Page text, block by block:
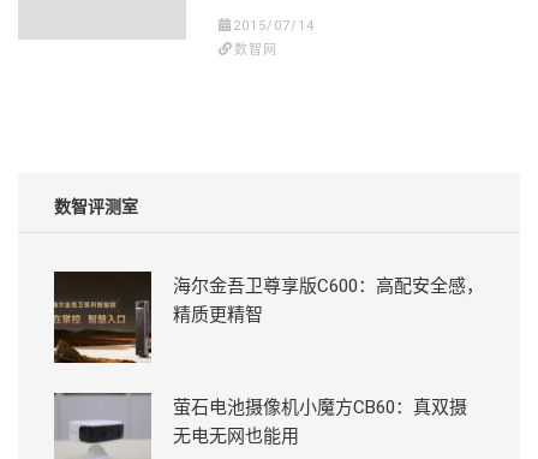
2015/07/14
数智网
数智评测室
海尔金吾卫尊享版C600：高配安全感，
精质更精智
萤石电池摄像机小魔方CB60：真双摄
无电无网也能用